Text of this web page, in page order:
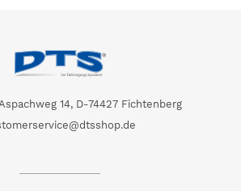
14, D-74427 Fichtenberg